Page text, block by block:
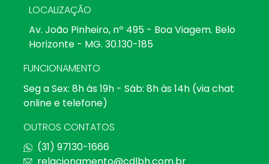
LOCALIZAÇÃO
Av. João Pinheiro, nº 495 - Boa Viagem. Belo
Horizonte - MG. 30.130-185
FUNCIONAMENTO
Seg a Sex: 8h às 19h - Sáb: 8h às 14h (via chat
online e telefone)
OUTROS CONTATOS
(31) 97130-1666